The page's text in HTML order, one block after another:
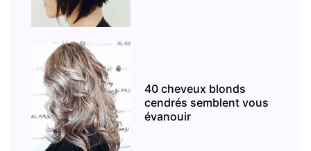
40 cheveux blonds
cendrés semblent vous
évanouir